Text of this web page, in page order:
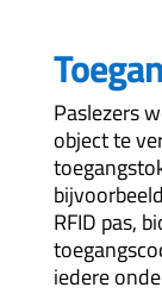
Paslezers
object te
RFID pas,
iedere